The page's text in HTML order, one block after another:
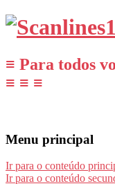
≡ Para todos
≡ ≡ ≡
Menu principal
Ir para o conteúdo
Ir para o conteúdo